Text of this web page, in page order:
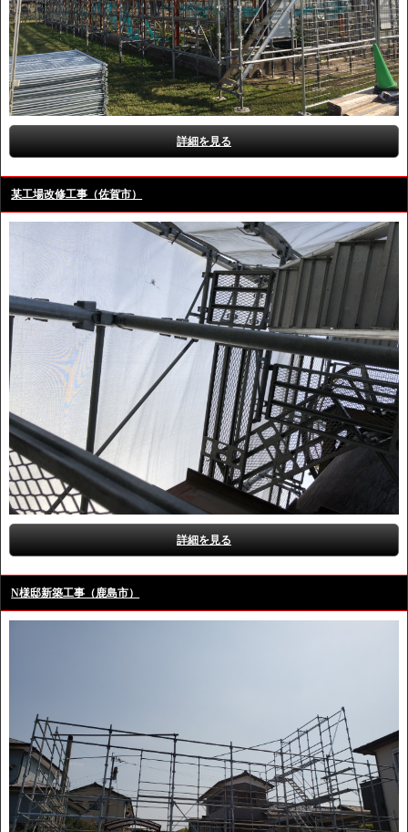
詳細を見る
某工場改修工事（佐賀市）
詳細を見る
N様邸新築工事（鹿島市）